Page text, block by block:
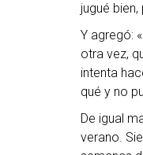
jugué
Y agregó:
otra vez,
intenta
qué y no
De igual
verano.